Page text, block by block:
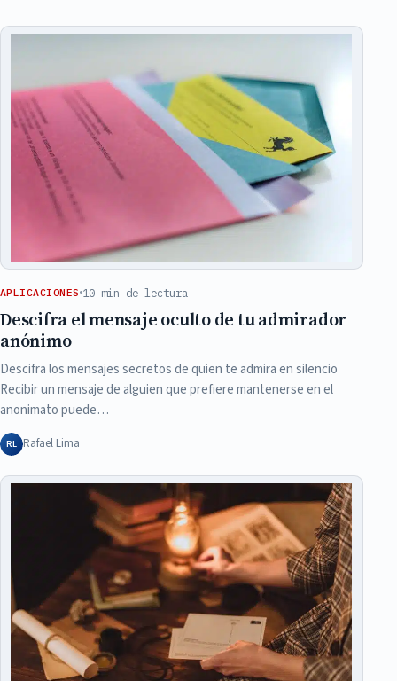
APLICACIONES 10 min de lectura
Descifra el mensaje oculto de tu admirador
anónimo
Descifra los mensajes secretos de quien te admira en silencio
Recibir un mensaje de alguien que prefiere mantenerse en el
anonimato puede…
RL Rafael Lima